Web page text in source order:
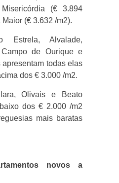
(€ 3.894
(€ 3.632 /m2).
Estrela, Alvalade,
de Ourique e
todas elas
dos € 3.000 /m2.
Olivais e Beato
dos € 2.000 /m2
mais baratas
novos a